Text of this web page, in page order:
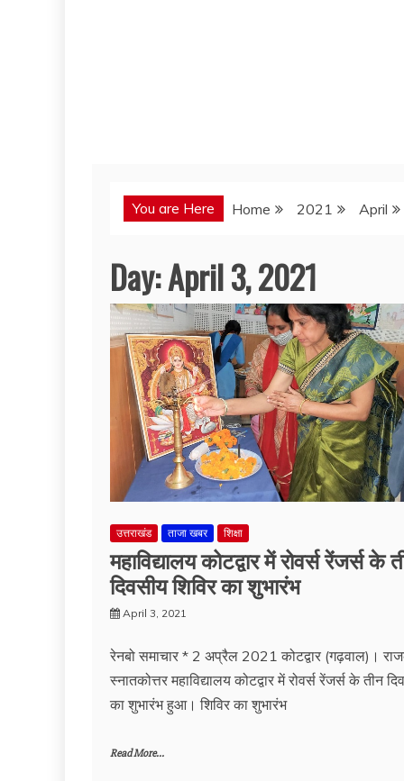
You are Here Home 2021 April
Day:April 3, 2021
उत्तराखंड ताजा खबर शिक्षा
महाविद्यालय कोटद्वार में रोवर्स रेंजर्स के
दिवसीय शिविर का शुभारंभ
April 3, 2021
रेनबो समाचार * 2 अप्रैल 2021 कोटद्वार (गढ़वाल)।
स्नातकोत्तर महाविद्यालय कोटद्वार में रोवर्स रेंजर्स के तीन
का शुभारंभ हुआ। शिविर का शुभारंभ
Read More...